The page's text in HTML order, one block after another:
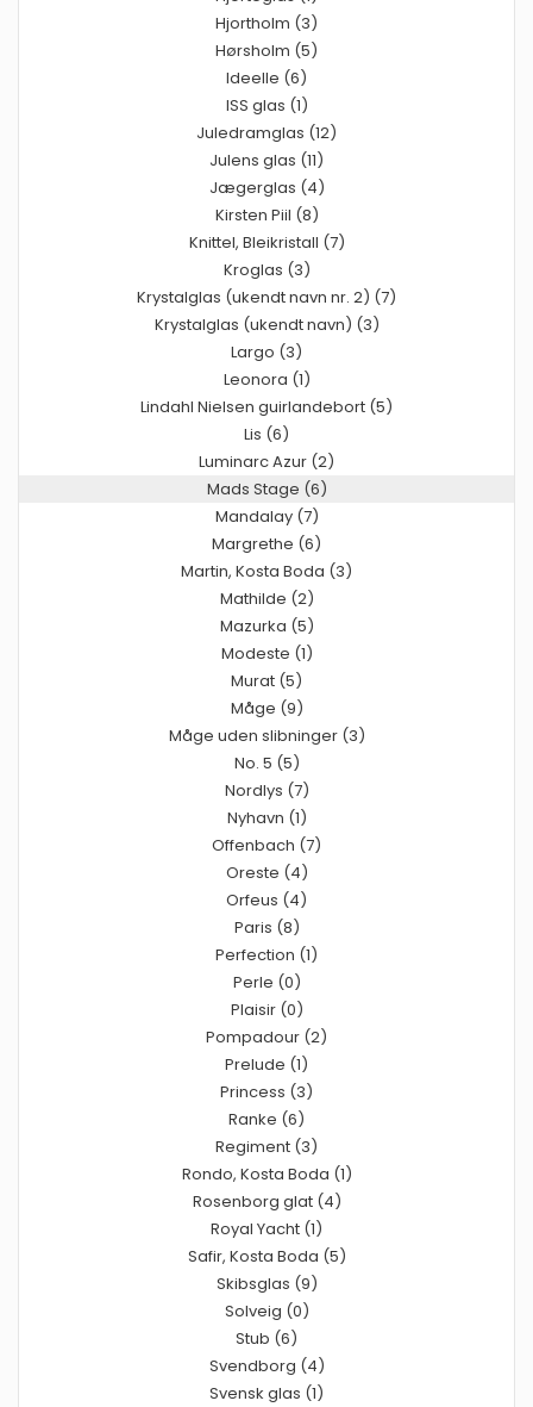
Hjortholm (3)
Hørsholm (5)
Ideelle (6)
ISS glas (1)
Juledramglas (12)
Julens glas (11)
Jægerglas (4)
Kirsten Piil (8)
Knittel, Bleikristall (7)
Kroglas (3)
Krystalglas (ukendt navn nr. 2) (7)
Krystalglas (ukendt navn) (3)
Largo (3)
Leonora (1)
Lindahl Nielsen guirlandebort (5)
Lis (6)
Luminarc Azur (2)
Mads Stage (6)
Mandalay (7)
Margrethe (6)
Martin, Kosta Boda (3)
Mathilde (2)
Mazurka (5)
Modeste (1)
Murat (5)
Måge (9)
Måge uden slibninger (3)
No. 5 (5)
Nordlys (7)
Nyhavn (1)
Offenbach (7)
Oreste (4)
Orfeus (4)
Paris (8)
Perfection (1)
Perle (0)
Plaisir (0)
Pompadour (2)
Prelude (1)
Princess (3)
Ranke (6)
Regiment (3)
Rondo, Kosta Boda (1)
Rosenborg glat (4)
Royal Yacht (1)
Safir, Kosta Boda (5)
Skibsglas (9)
Solveig (0)
Stub (6)
Svendborg (4)
Svensk glas (1)